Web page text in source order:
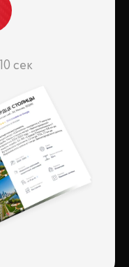
сек